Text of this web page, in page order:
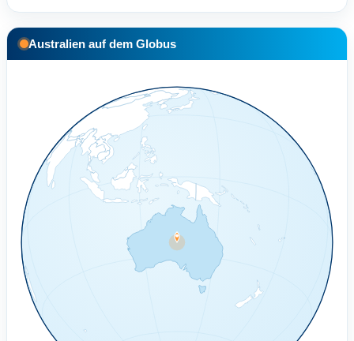
Australien auf dem Globus